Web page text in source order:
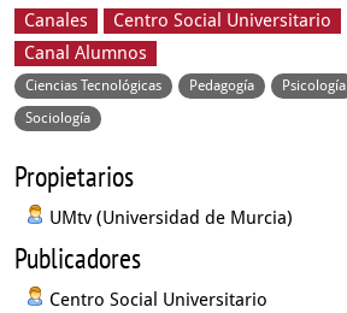
Canales
Centro Social Universitario
Canal Alumnos
Ciencias Tecnológicas Pedagogía
Psicología
Sociología
Propietarios
UMtv (Universidad de Murcia)
Publicadores
Centro Social Universitario